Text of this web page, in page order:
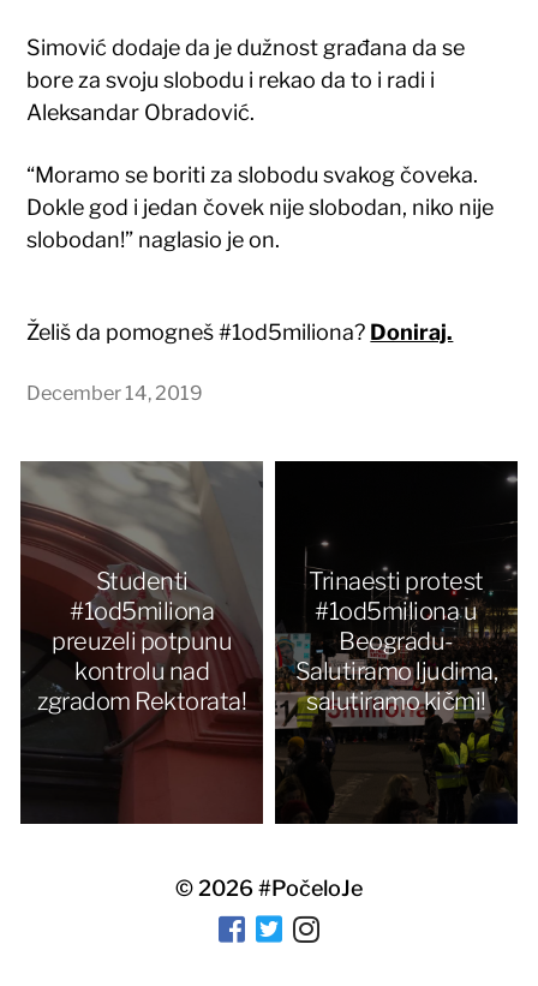
Simović dodaje da je dužnost građana da se
bore za svoju slobodu i rekao da to i radi i
Aleksandar Obradović.
“Moramo se boriti za slobodu svakog čoveka.
Dokle god i jedan čovek nije slobodan, niko nije
slobodan!” naglasio je on.
Želiš da pomogneš #1od5miliona? Doniraj.
December 14, 2019
Studenti
#1od5miliona
preuzeli potpunu
kontrolu nad
zgradom Rektorata!
Trinaesti protest
#1od5miliona u
Beogradu-
Salutiramo ljudima,
salutiramo kičmi!
© 2026#PočeloJe